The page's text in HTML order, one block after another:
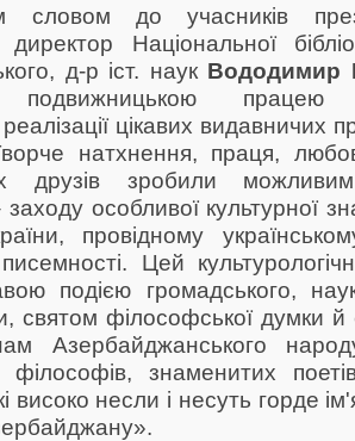
словом до учасників
Національної
д-р іст. наук Вододимир
подвижницькою працею
цікавих видавничих
натхнення, праця,
друзів зробили
заходу особливої культурної
провідному
Цей
подією громадського,
святом філософської думки
Азербайджанського
філософів, знаменитих
високо несли і несуть горде